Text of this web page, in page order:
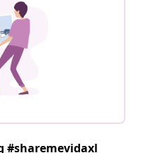
#sharemevidaxl